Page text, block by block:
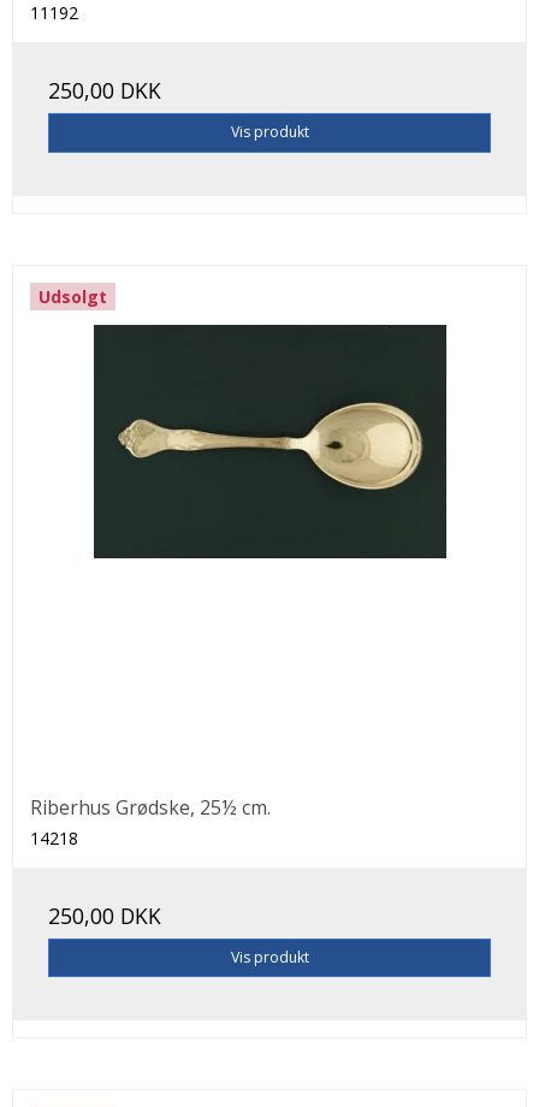
11192
250,00 DKK
Vis produkt
Udsolgt
Riberhus Grødske, 25½ cm.
14218
250,00 DKK
Vis produkt